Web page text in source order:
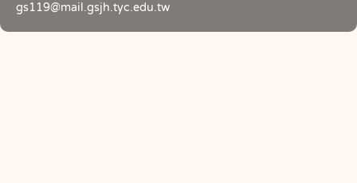
gs119@mail.gsjh.tyc.edu.tw